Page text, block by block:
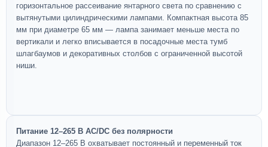
горизонтальное рассеивание янтарного света по сравнению с
вытянутыми цилиндрическими лампами. Компактная высота 85
мм при диаметре 65 мм — лампа занимает меньше места по
вертикали и легко вписывается в посадочные места тумб
шлагбаумов и декоративных столбов с ограниченной высотой
ниши.
Питание 12–265 В AC/DC без полярности
Диапазон 12–265 В охватывает постоянный и переменный ток